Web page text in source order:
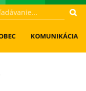
KOMUNIKÁCIA